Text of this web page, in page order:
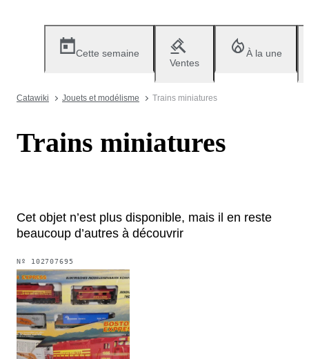
Cette semaine
Ventes
À la une
Catawiki Jouets et modélisme Trains miniatures
Trains miniatures
Cet objet n’est plus disponible, mais il en reste
beaucoup d’autres à découvrir
Nº 102707695